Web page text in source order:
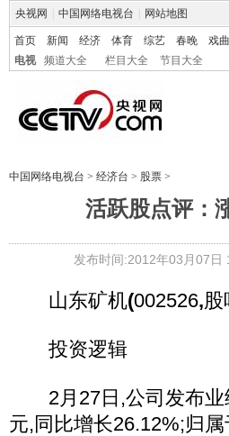
央视网 中国网络电视台 网站地图
首页 新闻 经济 体育 综艺 春晚 戏曲
电视
频道大全 栏目大全 节目大全
中国网络电视台 > 经济台 > 股票 >
活跃股点评：
发布时间:2012年03月07日
山东矿机(002526,股
投资逻辑
2月27日,公司发布业
元,同比增长26.12%;归